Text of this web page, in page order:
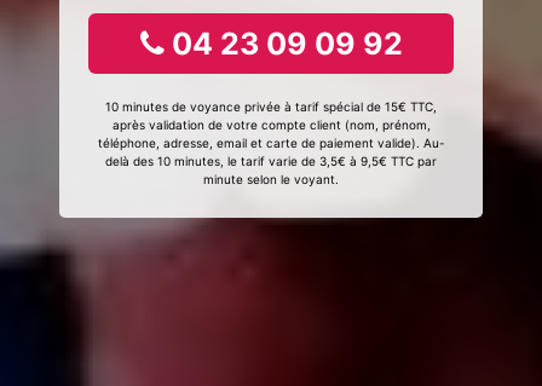
04 23 09 09 92
10 minutes de voyance privée à tarif spécial de 15€ TTC,
après validation de votre compte client (nom, prénom,
téléphone, adresse, email et carte de paiement valide). Au-
delà des 10 minutes, le tarif varie de 3,5€ à 9,5€ TTC par
minute selon le voyant.